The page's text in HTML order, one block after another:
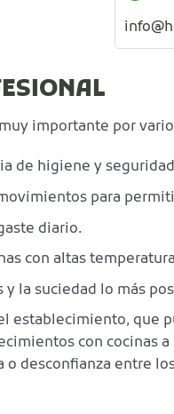
importante por
de higiene y
para
diario.
con altas
la suciedad lo más
establecimiento, que
con cocinas
o desconfianza entre